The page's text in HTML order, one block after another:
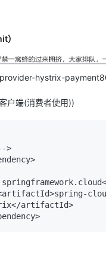
）
hystrix-
户端(消费者使用))
>
artifactId>
dependency>